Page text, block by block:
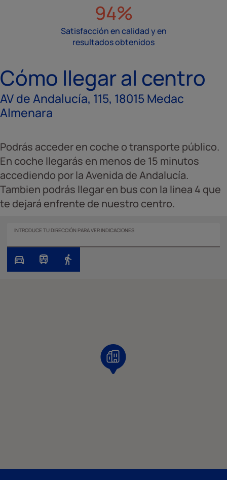
94%
Satisfacción en calidad y en
resultados obtenidos
Cómo llegar al centro
AV de Andalucía, 115, 18015 Medac
Almenara
Podrás acceder en coche o transporte público.
En coche llegarás en menos de 15 minutos
accediendo por la Avenida de Andalucía.
Tambien podrás llegar en bus con la linea 4 que
te dejará enfrente de nuestro centro.
INTRODUCE TU DIRECCIÓN PARA VER INDICACIONES